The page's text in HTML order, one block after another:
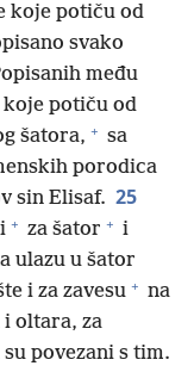
koje potiču od
svako
među
potiču od
šatora, + sa
porodica
sin Elisaf. 25
+ za šator + i
ulazu u šator
i za zavesu + na
oltara, za
povezani s tim.